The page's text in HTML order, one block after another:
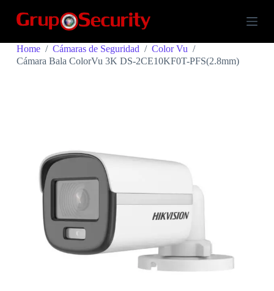
k
pHome / Cámaras de Seguridad / Color Vu /
Cámara Bala ColorVu 3K DS-2CE10KF0T-PFS(2.8mm)